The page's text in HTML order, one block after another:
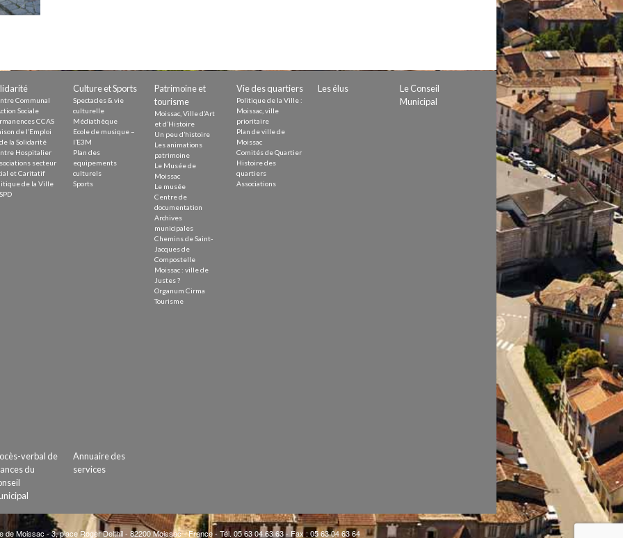
durable
Communal
Sociale
CCAS
de l’Emploi
la Solidarité
Hospitalier
secteur
et Caritatif
de la Ville
Culture et Sports
Spectacles & vie
culturelle
Médiathèque
Ecole de musique –
l’E3M
Plan des
equipements
culturels
Sports
Patrimoine et
tourisme
Moissac, Ville d’Art
et d’Histoire
Un peu d’histoire
Les animations
patrimoine
Le Musée de
Moissac
Le musée
Centre de
documentation
Archives
municipales
Chemins de Saint-
Jacques de
Compostelle
Moissac : ville de
Justes ?
Organum Cirma
Tourisme
Vie des quartiers
Politique de la Ville :
Moissac, ville
prioritaire
Plan de ville de
Moissac
Comités de Quartier
Histoire des
quartiers
Associations
Les élus
Le Conseil
Municipal
verbal de
du
Annuaire des
services
de Moissac - 3, place Roger Delthil - 82200 Moissac - France - Tél. 05 63 04 63 63 - Fax : 05 63 04 63 64